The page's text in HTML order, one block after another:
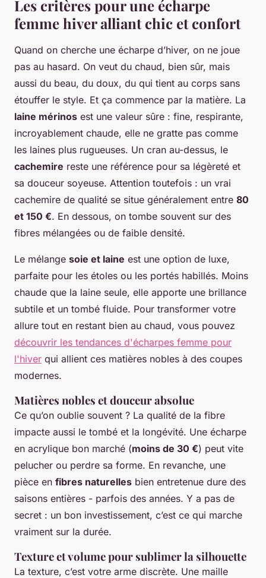
Les critères pour une écharpe
femme hiver alliant chic et confort
Quand on cherche une écharpe d’hiver, on ne joue
pas au hasard. On veut du chaud, bien sûr, mais
aussi du beau, du doux, du qui tient au corps sans
étouffer le style. Et ça commence par la matière. La
laine mérinos est une valeur sûre : fine, respirante,
incroyablement chaude, elle ne gratte pas comme
les laines plus rugueuses. Un cran au-dessus, le
cachemire reste une référence pour sa légèreté et
sa douceur soyeuse. Attention toutefois : un vrai
cachemire de qualité se situe généralement entre 80
et 150 €. En dessous, on tombe souvent sur des
fibres mélangées ou de faible densité.
Le mélange soie et laine est une option de luxe,
parfaite pour les étoles ou les portés habillés. Moins
chaude que la laine seule, elle apporte une brillance
subtile et un tombé fluide. Pour transformer votre
allure tout en restant bien au chaud, vous pouvez
découvrir les tendances d'écharpes femme pour
l'hiver qui allient ces matières nobles à des coupes
modernes.
Matières nobles et douceur absolue
Ce qu’on oublie souvent ? La qualité de la fibre
impacte aussi le tombé et la longévité. Une écharpe
en acrylique bon marché (moins de 30 €) peut vite
pelucher ou perdre sa forme. En revanche, une
pièce en fibres naturelles bien entretenue dure des
saisons entières - parfois des années. Y a pas de
secret : un bon investissement, c’est ce qui marche
vraiment sur la durée.
Texture et volume pour sublimer la silhouette
La texture, c’est votre arme discrète. Une maille